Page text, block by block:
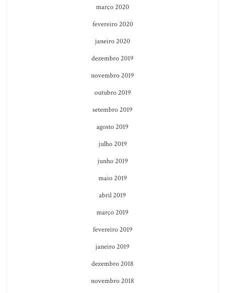
março 2020
fevereiro 2020
janeiro 2020
dezembro 2019
novembro 2019
outubro 2019
setembro 2019
agosto 2019
julho 2019
junho 2019
maio 2019
abril 2019
março 2019
fevereiro 2019
janeiro 2019
dezembro 2018
novembro 2018